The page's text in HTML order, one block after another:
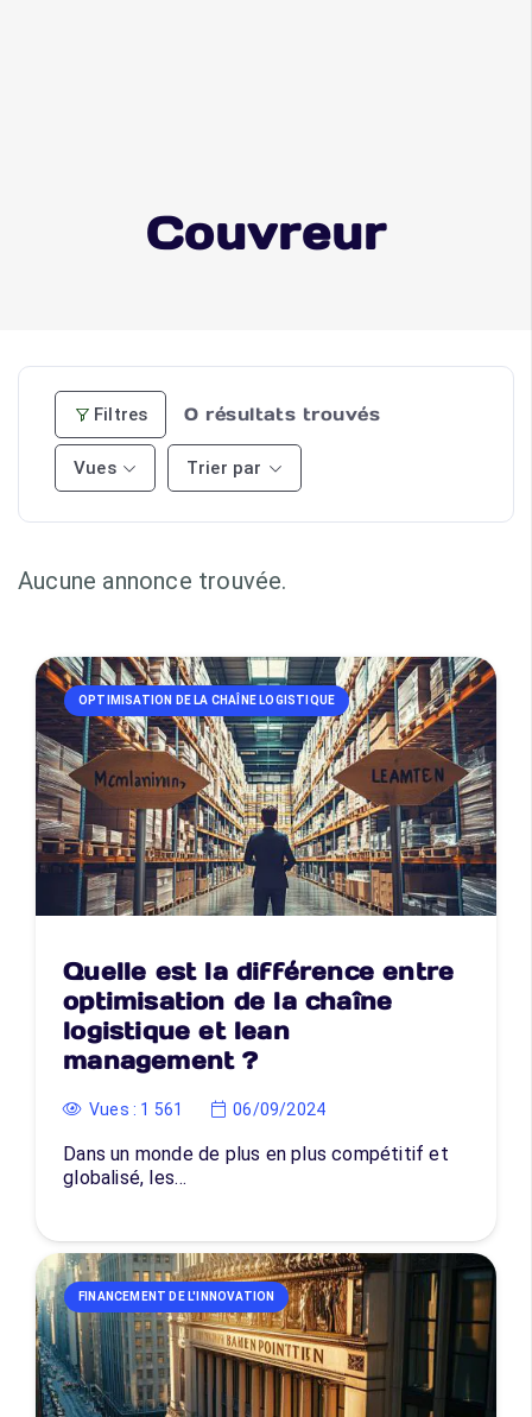
Couvreur
Filtres 0 résultats trouvés
Vues Trier par
Aucune annonce trouvée.
OPTIMISATION DE LA CHAÎNE LOGISTIQUE
Quelle est la différence entre
optimisation de la chaîne
logistique et lean
management ?
Vues : 1 561 06/09/2024
Dans un monde de plus en plus compétitif et
globalisé, les…
FINANCEMENT DE L'INNOVATION